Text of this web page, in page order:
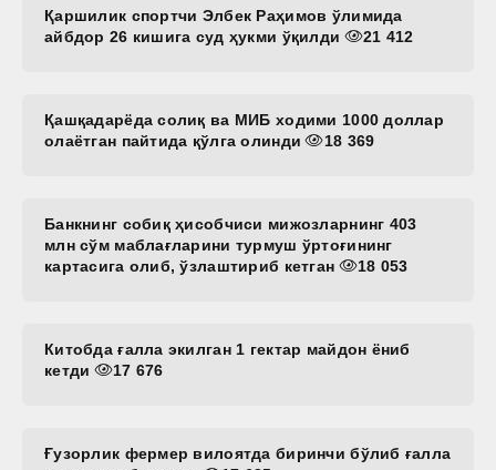
Қаршилик спортчи Элбек Раҳимов ўлимида
айбдор 26 кишига суд ҳукми ўқилди
21 412
Қашқадарёда солиқ ва МИБ ходими 1000 доллар
олаётган пайтида қўлга олинди
18 369
Банкнинг собиқ ҳисобчиси мижозларнинг 403
млн сўм маблағларини турмуш ўртоғининг
картасига олиб, ўзлаштириб кетган
18 053
Китобда ғалла экилган 1 гектар майдон ёниб
кетди
17 676
Ғузорлик фермер вилоятда биринчи бўлиб ғалла